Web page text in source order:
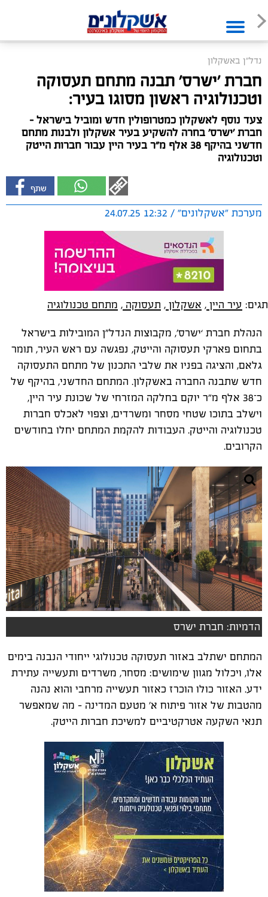
נדל"ן באשקלון
חברת 'ישרס' תבנה מתחם תעסוקה
וטכנולוגיה ראשון מסוגו בעיר:
צעד נוסף לאשקלון כמטרופולין חדש ומוביל בישראל -
חברת 'ישרס' בחרה להשקיע בעיר אשקלון ולבנות מתחם
חדשני בהיקף 38 אלף מ”ר בעיר היין עבור חברות הייטק
וטכנולוגיה
מערכת "אשקלונים" / 12:32 24.07.25
תגים: עיר היין , אשקלון , תעסוקה , מתחם טכנולוגיה
הנהלת חברת ‘ישרס', מקבוצות הנדל"ן המובילות בישראל
בתחום פארקי תעסוקה והייטק, נפגשה עם ראש העיר, תומר
גלאם, והציגה בפניו את שלבי התכנון של מתחם התעסוקה
חדש שתבנה החברה באשקלון. המתחם החדשני, בהיקף של
כ־38 אלף מ”ר יוקם בחלקה המזרחי של שכונת עיר היין,
וישלב בתוכו שטחי מסחר ומשרדים, וצפוי לאכלס חברות
טכנולוגיה והייטק. העבודות להקמת המתחם יחלו בחודשים
הקרובים.
הדמיות: חברת ישרס
המתחם ישתלב באזור תעסוקה טכנולוגי ייחודי הנבנה בימים
אלו, ויכלול מגוון שימושים: מסחר, משרדים ותעשייה עתירת
ידע. האזור כולו הוכרז כאזור תעשייה מרחבי והוא נהנה
מהטבות של אזור פיתוח א’ מטעם המדינה – מה שמאפשר
תנאי השקעה אטרקטיביים למשיכת חברות הייטק.